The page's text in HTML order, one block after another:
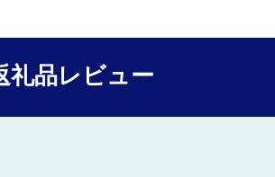
礼品レビュー